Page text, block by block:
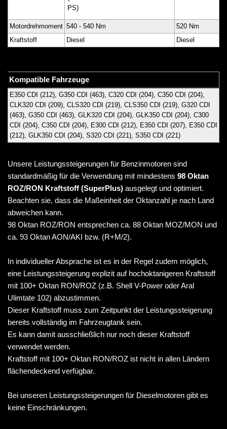
PS)
Motordrehmoment 540 - 540 Nm
520 Nm
Kraftstoff
Diesel Diesel
Kompatible Fahrzeuge
E350 CDI (212), G350 CDI (463), C320 CDI (204), C350 CDI (204),
CLK320 CDI (209), CLS320 CDI (219), CLS350 CDI (219), G320 CDI
(463), G350 CDI (463), GLK320 CDI (204), GLK350 CDI (204), C300
CDI (204), C350 CDI (204), E300 CDI (212), E350 CDI (207), E350 CDI
(212), GLK350 CDI (204), S320 CDI (221), S350 CDI (221)
Unsere Leistungssteigerungen für Benzinmotoren sind
standardmäßig für die Verwendung mit mindestens 98 Oktan
ROZ/RON Kraftstoff (SuperPlus) ausgelegt und optimiert.
Beachten sie, dass die Maßeinheit der Oktanzahl je nach Land
abweichen kann.
98 Oktan ROZ/RON entsprechen ca. 88 Oktan MOZ/MON und
ca. 93 Oktan AON/AKI bzw. (R+M/2).
In individueller Absprache ist es in der Regel zudem möglich,
eine Leistungssteigerung explizit auf hochoktanigeren Kraftstoff
mit 100+ Oktan RON/ROZ (z.B. Shell V-Power oder Aral
Ulimtate 102) abzustimmen.
Dieser Kraftstoff muss zum Zeitpunkt der Leistungssteigerung
bereits vollständig im Fahrzeugtank sein.
Es kann damit ausschließlich nur noch dieser Kraftstoff
verwendet werden.
Kraftstoff mit 100+ Oktan RON/ROZ ist nicht in allen Ländern
flächendeckend verfügbar.
Bei unseren Leistungssteigerungen für Dieselmotoren gibt es
keine Einschränkungen.